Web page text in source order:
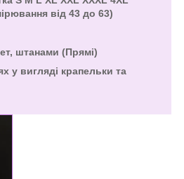
від 43 до 63)
штанами (Прямі)
у вигляді крапельки та